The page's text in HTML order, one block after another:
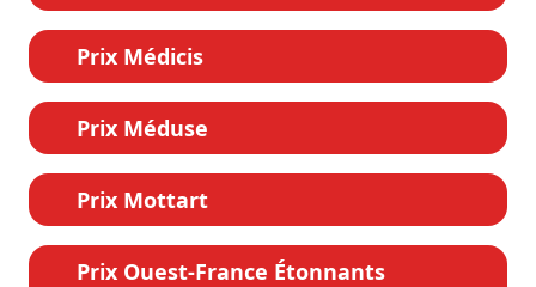
Prix Médicis
Prix Méduse
Prix Mottart
Prix Ouest-France Étonnants